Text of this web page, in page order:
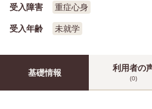
受入障害
重症心身
受入年齢
未就学
基礎情報 利用者の
(0)